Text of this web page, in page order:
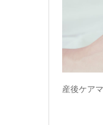
産後ケア